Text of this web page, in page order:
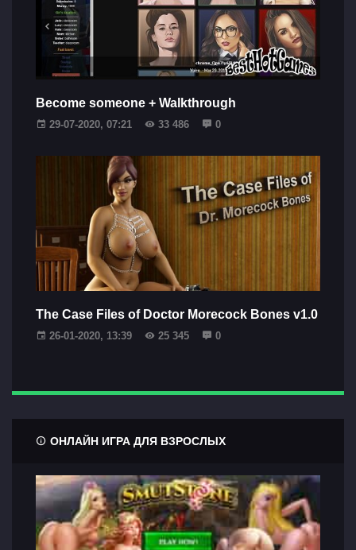
Become someone + Walkthrough
29-07-2020, 07:21 33 486 0
The Case Files of Doctor Morecock Bones v1.0
26-01-2020, 13:39 25 345 0
ОНЛАЙН ИГРА ДЛЯ ВЗРОСЛЫХ